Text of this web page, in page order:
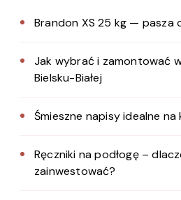
Brandon XS 25 kg — pasza
Jak wybrać i zamontować
Bielsku-Białej
Śmieszne napisy idealne na
Ręczniki na podłogę –
zainwestować?